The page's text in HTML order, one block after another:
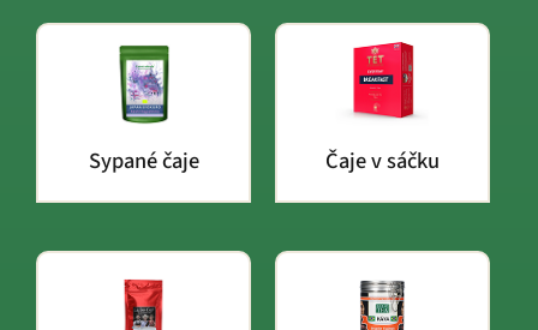
Sypané čaje Čaje v sáčku